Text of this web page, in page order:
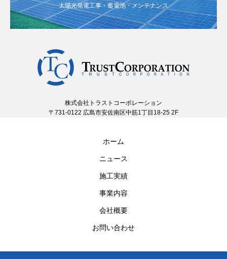
太陽光発電工事・蓄電池・メンテナンス
株式会社トラストコーポレーション
〒731-0122 広島市安佐南区中筋1丁目18-25 2F
ホーム
ニュース
施工実績
事業内容
会社概要
お問い合わせ